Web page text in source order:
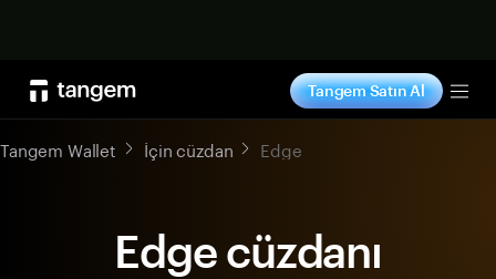
Tangem Satın Al
Tangem Wallet İçin cüzdan Edge
Edge cüzdanı